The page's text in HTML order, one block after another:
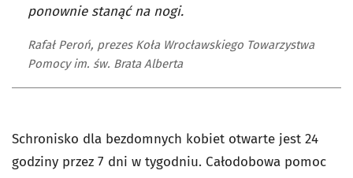
ponownie stanąć na nogi.
Rafał Peroń, prezes Koła Wrocławskiego Towarzystwa
Pomocy im. św. Brata Alberta
Schronisko dla bezdomnych kobiet otwarte jest 24
godziny przez 7 dni w tygodniu. Całodobowa pomoc